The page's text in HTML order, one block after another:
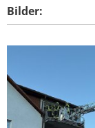
Bilder: